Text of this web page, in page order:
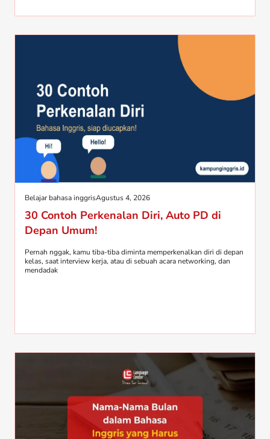
Belajar bahasa inggrisAgustus 4, 2026
30 Contoh Perkenalan Diri, Auto PD di
Depan Umum!
Pernah nggak, kamu tiba-tiba diminta memperkenalkan diri di depan
kelas, saat interview kerja, atau di sebuah acara networking, dan
mendadak